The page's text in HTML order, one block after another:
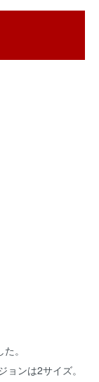
。
ンは2サイズ。